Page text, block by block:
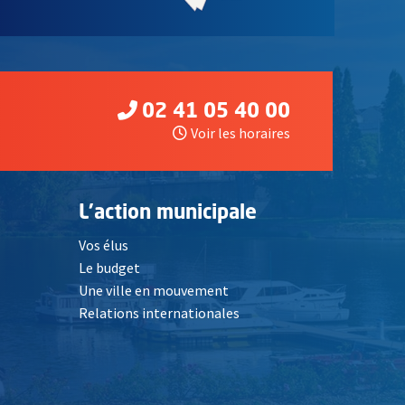
02 41 05 40 00
Voir les horaires
L'action municipale
Vos élus
Le budget
Une ville en mouvement
Relations internationales
Ouvre une nouvelle fenêtre